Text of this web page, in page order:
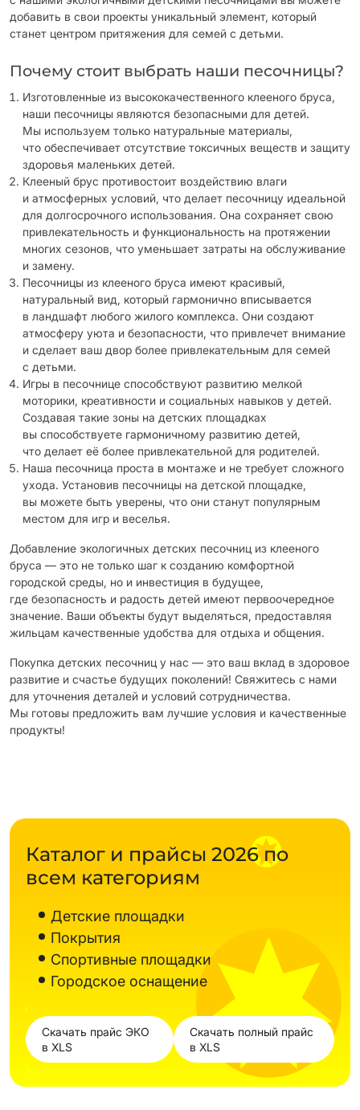
добавить в свои проекты уникальный элемент, который
станет центром притяжения для семей с детьми.
Почему стоит выбрать наши песочницы?
Изготовленные из высококачественного клееного бруса,
наши песочницы являются безопасными для детей.
Мы используем только натуральные материалы,
что обеспечивает отсутствие токсичных веществ и защиту
здоровья маленьких детей.
Клееный брус противостоит воздействию влаги
и атмосферных условий, что делает песочницу идеальной
для долгосрочного использования. Она сохраняет свою
привлекательность и функциональность на протяжении
многих сезонов, что уменьшает затраты на обслуживание
и замену.
Песочницы из клееного бруса имеют красивый,
натуральный вид, который гармонично вписывается
в ландшафт любого жилого комплекса. Они создают
атмосферу уюта и безопасности, что привлечет внимание
и сделает ваш двор более привлекательным для семей
с детьми.
Игры в песочнице способствуют развитию мелкой
моторики, креативности и социальных навыков у детей.
Создавая такие зоны на детских площадках
вы способствуете гармоничному развитию детей,
что делает её более привлекательной для родителей.
Наша песочница проста в монтаже и не требует сложного
ухода. Установив песочницы на детской площадке,
вы можете быть уверены, что они станут популярным
местом для игр и веселья.
Добавление экологичных детских песочниц из клееного
бруса — это не только шаг к созданию комфортной
городской среды, но и инвестиция в будущее,
где безопасность и радость детей имеют первоочередное
значение. Ваши объекты будут выделяться, предоставляя
жильцам качественные удобства для отдыха и общения.
Покупка детских песочниц у нас — это ваш вклад в здоровое
развитие и счастье будущих поколений! Свяжитесь с нами
для уточнения деталей и условий сотрудничества.
Мы готовы предложить вам лучшие условия и качественные
продукты!
Каталог и прайсы 2026 по
всем категориям
Детские площадки
Покрытия
Спортивные площадки
Городское оснащение
Скачать прайс ЭКО
в XLS
Скачать полный прайс
в XLS